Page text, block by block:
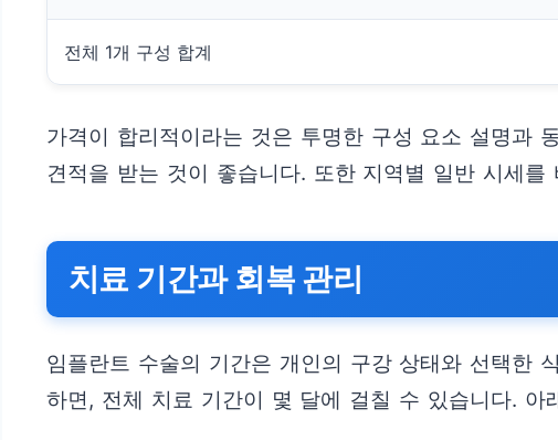
전체 1개 구성 합계
가격이 합리적이라는 것은 투명한 구성 요소 설명과
견적을 받는 것이 좋습니다. 또한 지역별 일반 시세
치료 기간과 회복 관리
임플란트 수술의 기간은 개인의 구강 상태와 선택한
하면, 전체 치료 기간이 몇 달에 걸칠 수 있습니다. 아